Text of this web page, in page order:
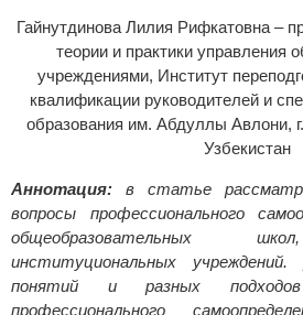
Гайнутдинова Лилия Рифкатовна –
теории и практики управления
учреждениями, Институт
квалификации руководителей и
образования им. Абдуллы Авлони,
Узбекистан
Аннотация: в статье
вопросы профессионального
общеобразовательных
институциональных
понятий и разных
профессионального